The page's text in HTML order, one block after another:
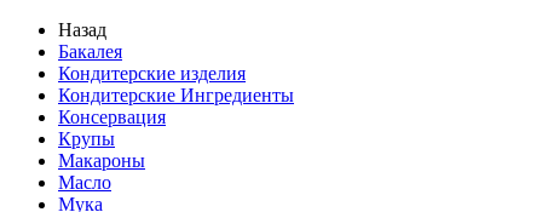
Назад
Бакалея
Кондитерские изделия
Кондитерские Ингредиенты
Консервация
Крупы
Макароны
Масло
Мука